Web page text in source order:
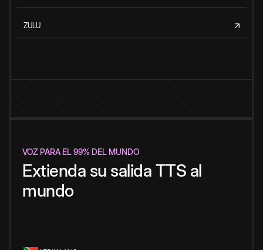
ZULU
VOZ PARA EL 99% DEL MUNDO
Extienda su salida TTS al
mundo